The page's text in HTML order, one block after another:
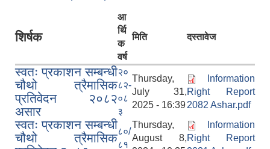
शिर्षक
आ
र्थि
क
वर्ष
मिति दस्तावेज
स्वतः प्रकाशन सम्बन्धी
चौथो त्रैमासिक
प्रतिवेदन २०८२
असार
२०
८२-
०८
३
Thursday,
July 31,
2025 - 16:39
Information
Right Report
2082 Ashar.pdf
स्वतः प्रकाशन सम्बन्धी
चौथो त्रैमासिक८०/
८१
Thursday,
August 8,
Information
Right Report